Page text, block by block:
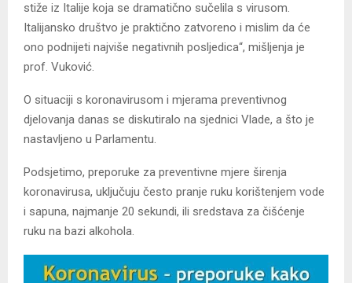
stiže iz Italije koja se dramatično sučelila s virusom.
Italijansko društvo je praktično zatvoreno i mislim da će
ono podnijeti najviše negativnih posljedica“, mišljenja je
prof. Vuković.
O situaciji s koronavirusom i mjerama preventivnog
djelovanja danas se diskutiralo na sjednici Vlade, a što je
nastavljeno u Parlamentu.
Podsjetimo, preporuke za preventivne mjere širenja
koronavirusa, uključuju često pranje ruku korištenjem vode
i sapuna, najmanje 20 sekundi, ili sredstava za čišćenje
ruku na bazi alkohola.